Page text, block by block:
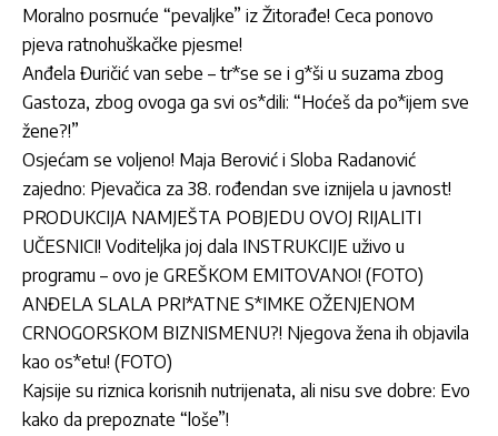
Moralno posrnuće “pevaljke” iz Žitorađe! Ceca ponovo
pjeva ratnohuškačke pjesme!
Anđela Đuričić van sebe – tr*se se i g*ši u suzama zbog
Gastoza, zbog ovoga ga svi os*dili: “Hoćeš da po*ijem sve
žene?!”
Osjećam se voljeno! Maja Berović i Sloba Radanović
zajedno: Pjevačica za 38. rođendan sve iznijela u javnost!
PRODUKCIJA NAMJEŠTA POBJEDU OVOJ RIJALITI
UČESNICI! Voditeljka joj dala INSTRUKCIJE uživo u
programu – ovo je GREŠKOM EMITOVANO! (FOTO)
ANĐELA SLALA PRI*ATNE S*IMKE OŽENJENOM
CRNOGORSKOM BIZNISMENU?! Njegova žena ih objavila
kao os*etu! (FOTO)
Kajsije su riznica korisnih nutrijenata, ali nisu sve dobre: Evo
kako da prepoznate “loše”!